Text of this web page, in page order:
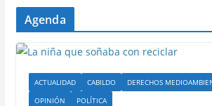
Agenda
ACTUALIDAD CABILDO DERECHOS
OPINIÓN
POLÍTICA